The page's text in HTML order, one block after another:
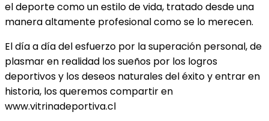
el deporte como un estilo de vida, tratado desde una
manera altamente profesional como se lo merecen.
El día a día del esfuerzo por la superación personal, de
plasmar en realidad los sueños por los logros
deportivos y los deseos naturales del éxito y entrar en
historia, los queremos compartir en
www.vitrinadeportiva.cl